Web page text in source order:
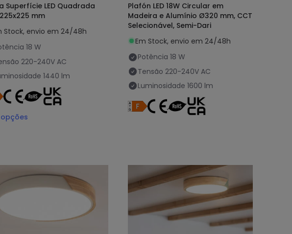
Superfície LED Quadrada
mm
Stock, envio em 24/48h
18 W
220-240V AC
1440 lm
opções
Plafón LED 18W Circular em
Madeira e Alumínio Ø320 mm, CCT
Selecionável, Semi-Dari
Em Stock, envio em 24/48h
Potência 18 W
Tensão 220-240V AC
Luminosidade 1600 lm